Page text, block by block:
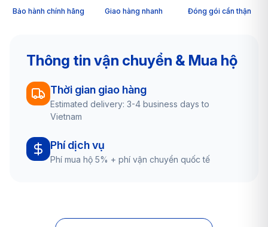
Bảo hành chính hãng Giao hàng nhanh Đóng gói cẩn thận
Thông tin vận chuyển & Mua hộ
Thời gian giao hàng
Estimated delivery: 3-4 business days to
Vietnam
Phí dịch vụ
Phí mua hộ 5% + phí vận chuyển quốc tế